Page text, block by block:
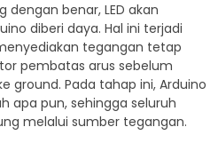
dengan benar, LED akan
diberi daya. Hal ini terjadi
tegangan tetap
pembatas arus sebelum
ground. Pada tahap ini, Arduino
apa pun, sehingga seluruh
melalui sumber tegangan.